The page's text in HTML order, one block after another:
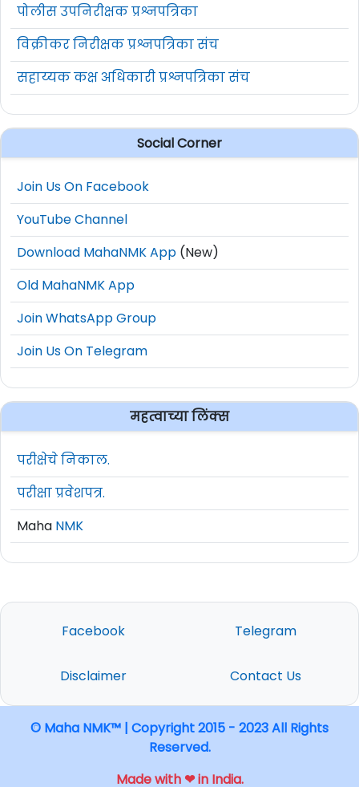
पोलीस उपनिरीक्षक प्रश्नपत्रिका
विक्रीकर निरीक्षक प्रश्नपत्रिका संच
सहाय्यक कक्ष अधिकारी प्रश्नपत्रिका संच
Social Corner
Join Us On Facebook
YouTube Channel
Download MahaNMK App (New)
Old MahaNMK App
Join WhatsApp Group
Join Us On Telegram
महत्वाच्या लिंक्स
परीक्षेचे निकाल.
परीक्षा प्रवेशपत्र.
Maha NMK
Facebook Telegram
Disclaimer Contact Us
© Maha NMK™ | Copyright 2015 - 2023 All Rights
Reserved.
Made with ❤ in India.